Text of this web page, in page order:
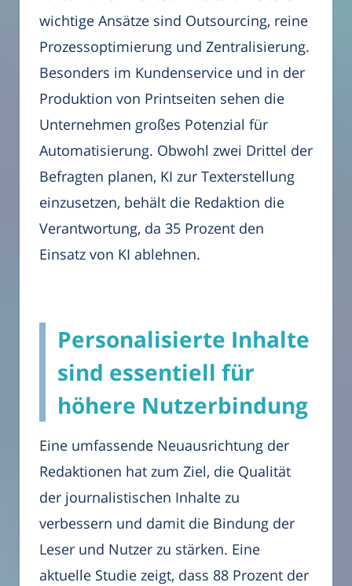
wichtige Ansätze sind Outsourcing, reine
Prozessoptimierung und Zentralisierung.
Besonders im Kundenservice und in der
Produktion von Printseiten sehen die
Unternehmen großes Potenzial für
Automatisierung. Obwohl zwei Drittel der
Befragten planen, KI zur Texterstellung
einzusetzen, behält die Redaktion die
Verantwortung, da 35 Prozent den
Einsatz von KI ablehnen.
Personalisierte Inhalte
sind essentiell für
höhere Nutzerbindung
Eine umfassende Neuausrichtung der
Redaktionen hat zum Ziel, die Qualität
der journalistischen Inhalte zu
verbessern und damit die Bindung der
Leser und Nutzer zu stärken. Eine
aktuelle Studie zeigt, dass 88 Prozent der